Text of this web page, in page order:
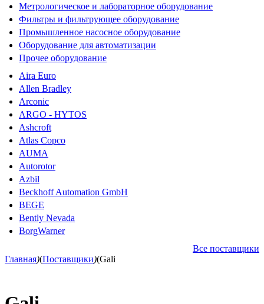
Метрологическое и лабораторное оборудование
Фильтры и фильтрующее оборудование
Промышленное насосное оборудование
Оборудование для автоматизации
Прочее оборудование
Aira Euro
Allen Bradley
Arconic
ARGO - HYTOS
Ashcroft
Atlas Copco
AUMA
Autorotor
Azbil
Beckhoff Automation GmbH
BEGE
Bently Nevada
BorgWarner
Все поставщики
Главная)(Поставщики)(Gali